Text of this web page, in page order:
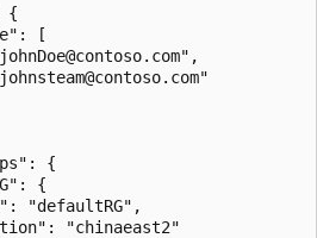
{
[
{
{
"defaultRG",
"chinaeast2"